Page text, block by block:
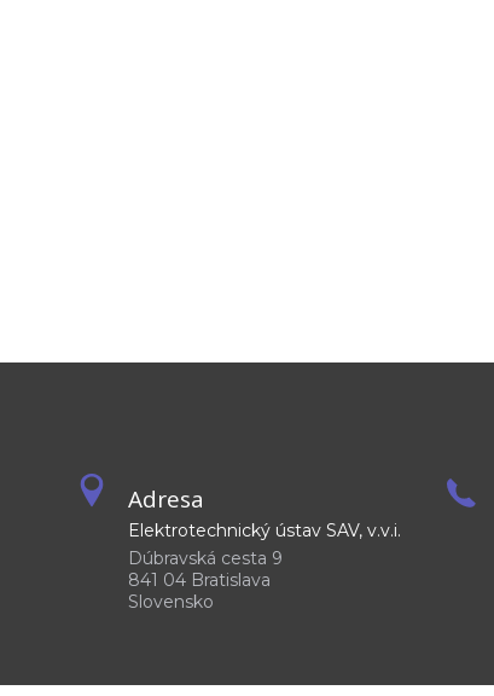
Adresa
Elektrotechnický ústav SAV, v.v.i.
Dúbravská cesta 9
841 04 Bratislava
Slovensko